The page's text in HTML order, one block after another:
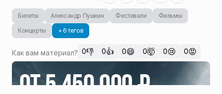
Билеты Александр Пушкин Фестивали
Фильмы
Концерты
+ 6 тегов
Как вам материал? 0👎 0👍 0😄 0🤯 0😢 0😡